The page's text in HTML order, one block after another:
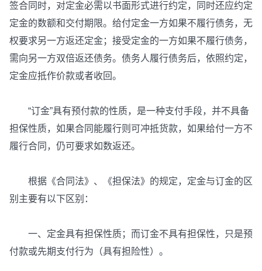
签合同时，对定金必需以书面形式进行约定，同时还应约定
定金的数额和交付期限。给付定金一方如果不履行债务，无
权要求另一方返还定金；接受定金的一方如果不履行债务，
需向另一方双倍返还债务。债务人履行债务后，依照约定，
定金应抵作价款或者收回。
“订金”具有预付款的性质，是一种支付手段，并不具备
担保性质，如果合同能履行则可冲抵货款，如果给付一方不
履行合同，仍可要求如数返还。
根据《合同法》、《担保法》的规定，定金与订金的区
别主要有以下区别：
一、定金具有担保性质；而订金不具有担保性，只是预
付款或先期支付行为（具有担险性）。